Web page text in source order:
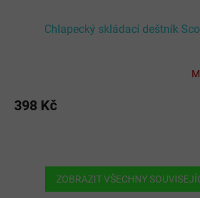
Chlapecký skládací deštník
produktu
hvězdiček.
398 Kč
ZOBRAZIT VŠECHNY